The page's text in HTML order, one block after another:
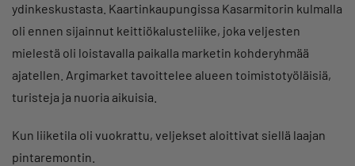
ydinkeskustasta. Kaartinkaupungissa Kasarmitorin kulmalla
oli ennen sijainnut keittiökalusteliike, joka veljesten
mielestä oli loistavalla paikalla marketin kohderyhmää
ajatellen. Argimarket tavoittelee alueen toimistotyöläisiä,
turisteja ja nuoria aikuisia.
Kun liiketila oli vuokrattu, veljekset aloittivat siellä laajan
pintaremontin.